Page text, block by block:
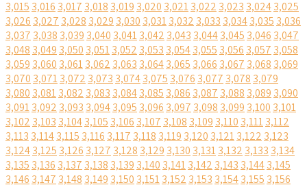
3,015 3,016 3,017 3,018 3,019 3,020 3,0213,022 3,023 3,0243,025
3,026 3,027 3,028 3,029 3,030 3,0313,032 3,033 3,0343,035 3,036
3,037 3,038 3,039 3,040 3,0413,042 3,043 3,0443,045 3,046 3,047
3,048 3,049 3,050 3,0513,052 3,053 3,0543,055 3,056 3,057 3,058
3,059 3,060 3,0613,062 3,063 3,0643,065 3,066 3,067 3,068 3,069
3,070 3,0713,072 3,073 3,0743,075 3,076 3,077 3,078 3,079
3,080 3,0813,082 3,083 3,0843,085 3,086 3,087 3,088 3,089 3,090
3,0913,092 3,093 3,0943,095 3,096 3,097 3,098 3,099 3,100 3,101
3,102 3,103 3,1043,105 3,106 3,107 3,108 3,109 3,110 3,1113,112
3,113 3,1143,115 3,116 3,117 3,118 3,119 3,120 3,1213,122 3,123
3,1243,125 3,126 3,127 3,128 3,129 3,130 3,1313,132 3,133 3,134
3,135 3,136 3,137 3,138 3,139 3,140 3,1413,142 3,143 3,1443,145
3,146 3,147 3,148 3,149 3,150 3,1513,152 3,153 3,1543,155 3,156